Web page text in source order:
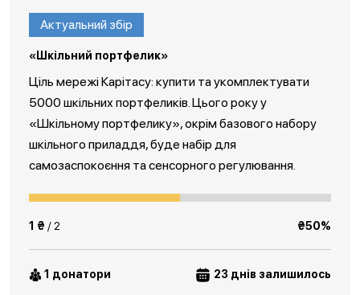
Актуальний збір
«Шкільний портфелик»
Ціль мережі Карітасу: купити та укомплектувати
5000 шкільних портфеликів. Цього року у
«Шкільному портфелику», окрім базового набору
шкільного приладдя, буде набір для
самозаспокоєння та сенсорного регулювання.
1 ₴ / 2 ₴50%
1 донатори 23 днів залишилось